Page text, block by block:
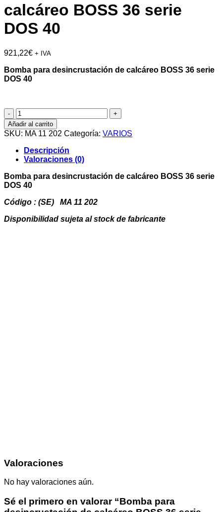
calcáreo BOSS 36 serie
DOS 40
921,22€ + IVA
Bomba para desincrustación de calcáreo BOSS 36 serie
DOS 40
Bomba
para
desincrustación
de
calcáreo
BOSS
36
serie
DOS
cantidad
Añadir al carrito
SKU: MA 11 202 Categoría: VARIOS
Descripción
Valoraciones (0)
Bomba para desincrustación de calcáreo BOSS 36 serie
DOS 40
Código : (SE) MA 11 202
Disponibilidad sujeta al stock de fabricante
Valoraciones
No hay valoraciones aún.
Sé el primero en valorar “Bomba para